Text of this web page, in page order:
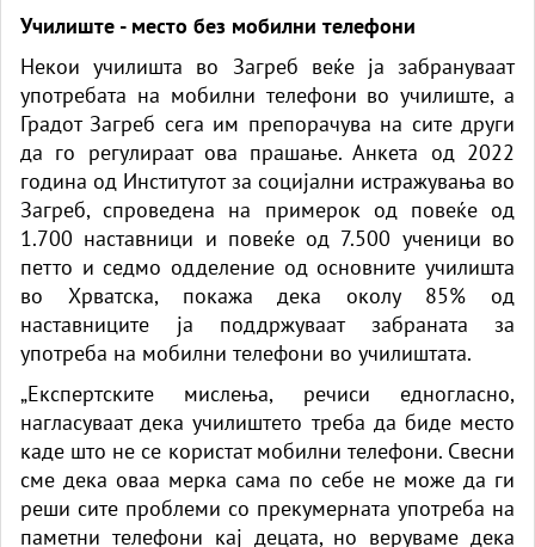
Училиште - место без мобилни телефони
Некои училишта во Загреб веќе ја забрануваат
употребата на мобилни телефони во училиште, а
Градот Загреб сега им препорачува на сите други
да го регулираат ова прашање. Анкета од 2022
година од Институтот за социјални истражувања во
Загреб, спроведена на примерок од повеќе од
1.700 наставници и повеќе од 7.500 ученици во
петто и седмо одделение од основните училишта
во Хрватска, покажа дека околу 85% од
наставниците ја поддржуваат забраната за
употреба на мобилни телефони во училиштата.
„Експертските мислења, речиси едногласно,
нагласуваат дека училиштето треба да биде место
каде што не се користат мобилни телефони. Свесни
сме дека оваа мерка сама по себе не може да ги
реши сите проблеми со прекумерната употреба на
паметни телефони кај децата, но веруваме дека